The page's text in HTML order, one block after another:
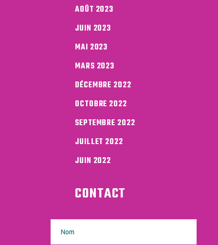
AOÛT 2023
JUIN 2023
MAI 2023
MARS 2023
DÉCEMBRE 2022
OCTOBRE 2022
SEPTEMBRE 2022
JUILLET 2022
JUIN 2022
CONTACT